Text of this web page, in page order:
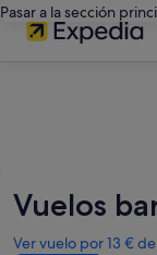
Pasar a la sección
Vuelos
Ver vuelo por 13 €
Se